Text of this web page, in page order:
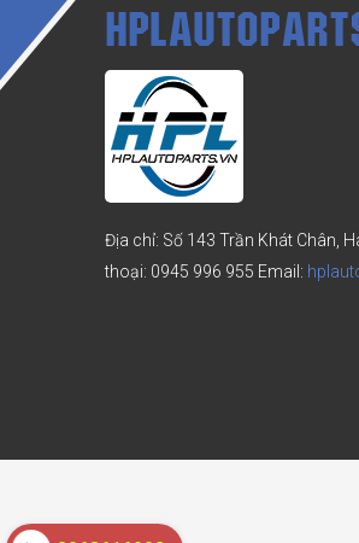
Địa chỉ: Số 143 Trần Khát Chân,
thoại: 0945 996 955 Email: